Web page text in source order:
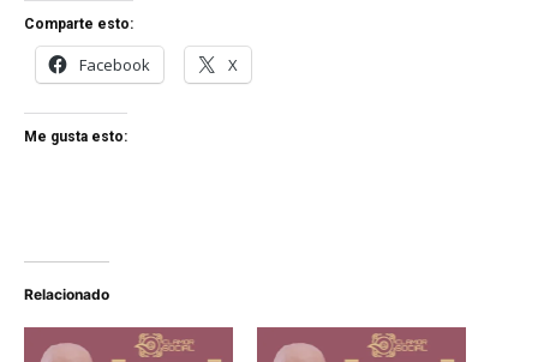
Comparte esto:
Facebook X
Me gusta esto:
Relacionado